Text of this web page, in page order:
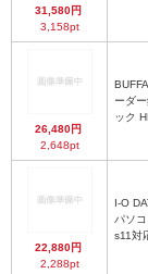
31,580円
3,158pt
26,480円
2,648pt
ーダ
ック
22,880円
2,288pt
I-O
パソ
s11対